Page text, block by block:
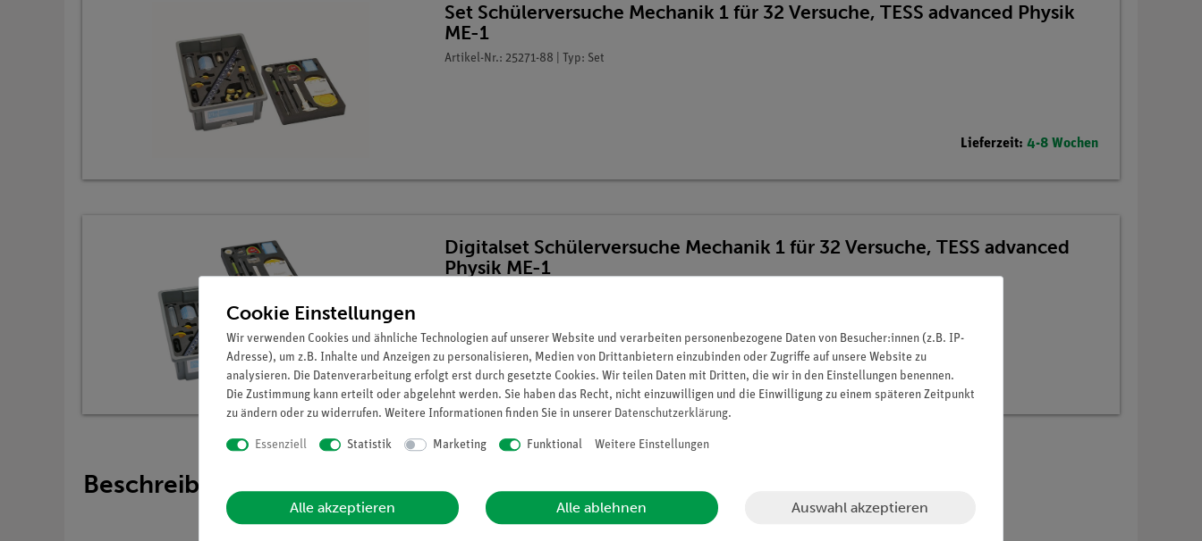
Set Schülerversuche Mechanik 1 für 32 Versuche, TESS advanced Physik
ME-1
Artikel-Nr.: 25271-88 | Typ: Set
Lieferzeit: 4-8 Wochen
Digitalset Schülerversuche Mechanik 1 für 32 Versuche, TESS advanced
Physik ME-1
Beschreibung
Cookie Einstellungen
Wir verwenden Cookies und ähnliche Technologien auf unserer Website und verarbeiten personenbezogene Daten von Besucher:innen (z.B. IP-
Adresse), um z.B. Inhalte und Anzeigen zu personalisieren, Medien von Drittanbietern einzubinden oder Zugriffe auf unsere Website zu
analysieren. Die Datenverarbeitung erfolgt erst durch gesetzte Cookies. Wir teilen Daten mit Dritten, die wir in den Einstellungen benennen.
Die Zustimmung kann erteilt oder abgelehnt werden. Sie haben das Recht, nicht einzuwilligen und die Einwilligung zu einem späteren Zeitpunkt
zu ändern oder zu widerrufen. Weitere Informationen finden Sie in unserer Daten­schutz­erklärung.
Essenziell Statistik Marketing Funktional Weitere Einstellungen
Alle akzeptieren Alle ablehnen Auswahl akzeptieren